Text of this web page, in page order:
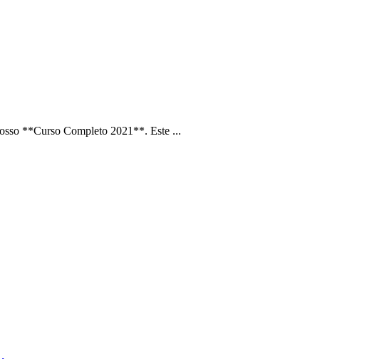
**Curso Completo 2021**. Este ...